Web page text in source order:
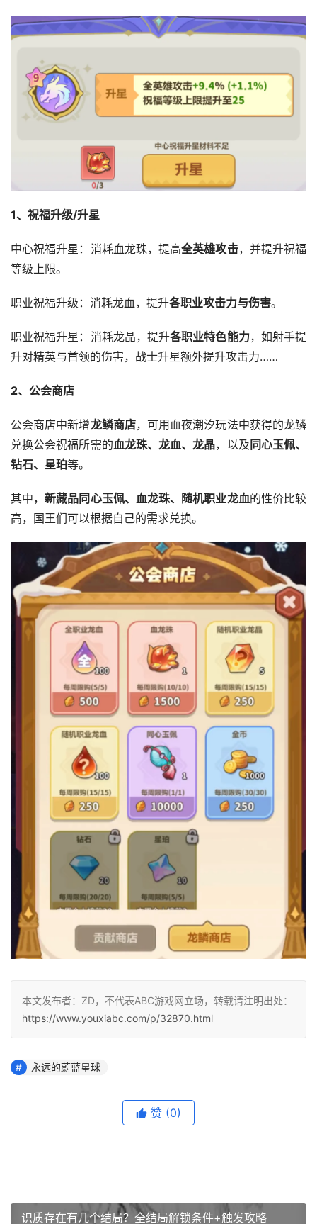
1、祝福升级/升星
中心祝福升星：消耗血龙珠，提高全英雄攻击，并提升祝福
等级上限。
职业祝福升级：消耗龙血，提升各职业攻击力与伤害。
职业祝福升星：消耗龙晶，提升各职业特色能力，如射手提
升对精英与首领的伤害，战士升星额外提升攻击力……
2、公会商店
公会商店中新增龙鳞商店，可用血夜潮汐玩法中获得的龙鳞
兑换公会祝福所需的血龙珠、龙血、龙晶，以及 同心玉佩、
钻石、星珀等。
其中，新藏品同心玉佩、血龙珠、随机职业龙血的性价比较
高，国王们可以根据自己的需求兑换。
本文发布者：ZD，不代表ABC游戏网立场，转载请注明出处：
https://www.youxiabc.com/p/32870.html
永远的蔚蓝星球
赞 (0)
识质存在有几个结局？全结局解锁条件+触发攻略